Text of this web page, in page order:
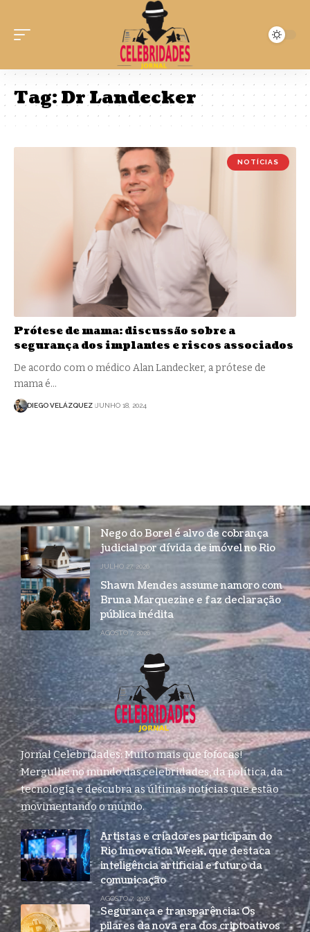
Tag:Dr Landecker
NOTÍCIAS
Prótese de mama: discussão sobre a
segurança dos implantes e riscos associados
De acordo com o médico Alan Landecker, a prótese de
mama é…
DIEGO VELÁZQUEZ JUNHO 18, 2024
Nego do Borel é alvo de cobrança
judicial por dívida de imóvel no Rio
JULHO 27, 2026
Shawn Mendes assume namoro com
Bruna Marquezine e faz declaração
pública inédita
AGOSTO 7, 2026
Jornal Celebridades: Muito mais que fofocas!
Mergulhe no mundo das celebridades, da política, da
tecnologia e descubra as últimas notícias que estão
movimentando o mundo.
Artistas e criadores participam do
Rio Innovation Week, que destaca
inteligência artificial e futuro da
comunicação
AGOSTO 7, 2026
Segurança e transparência: Os
pilares da nova era dos criptoativos